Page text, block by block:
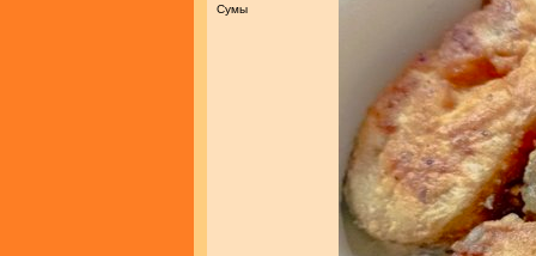
Сумы